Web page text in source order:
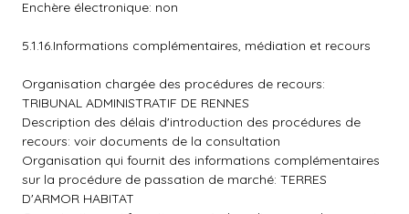
Enchère électronique: non
5.1.16.Informations complémentaires, médiation et recours
Organisation chargée des procédures de recours:
TRIBUNAL ADMINISTRATIF DE RENNES
Description des délais d'introduction des procédures de
recours: voir documents de la consultation
Organisation qui fournit des informations complémentaires
sur la procédure de passation de marché: TERRES
D'ARMOR HABITAT